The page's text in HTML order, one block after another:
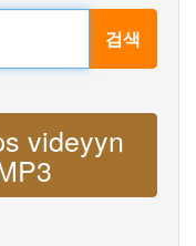
검색
videyyn